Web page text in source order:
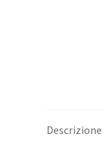
Descrizione